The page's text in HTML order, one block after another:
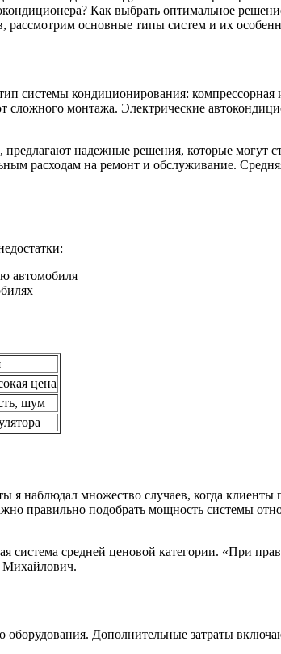
Как выбрать оптимальное
рассмотрим основные типы систем и их
системы кондиционирования: компрессорная
сложного монтажа. Электрические
надежные решения, которые могут
расходам на ремонт и обслуживание.
автомобиля
цена
шум
наблюдал множество случаев, когда клиенты
правильно подобрать мощность системы
средней ценовой категории. «При
Михайлович.
оборудования. Дополнительные затраты